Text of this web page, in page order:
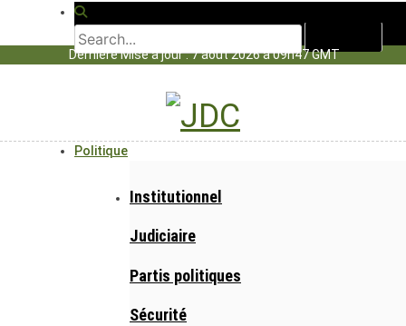
Dernière Mise à jour : 7 août 2026 à 09h47 GMT
Politique
Institutionnel
Judiciaire
Partis politiques
Sécurité